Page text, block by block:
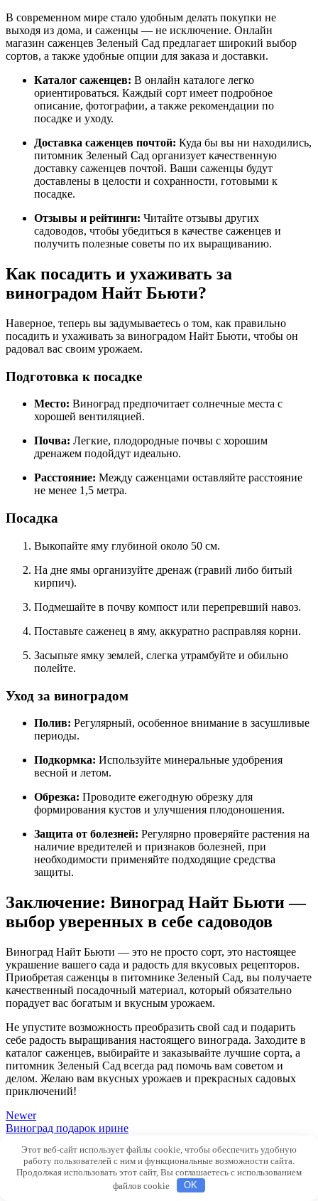
В современном мире стало удобным делать покупки не
выходя из дома, и саженцы — не исключение. Онлайн
магазин саженцев Зеленый Сад предлагает широкий выбор
сортов, а также удобные опции для заказа и доставки.
Каталог саженцев: В онлайн каталоге легко
ориентироваться. Каждый сорт имеет подробное
описание, фотографии, а также рекомендации по
посадке и уходу.
Доставка саженцев почтой: Куда бы вы ни находились,
питомник Зеленый Сад организует качественную
доставку саженцев почтой. Ваши саженцы будут
доставлены в целости и сохранности, готовыми к
посадке.
Отзывы и рейтинги: Читайте отзывы других
садоводов, чтобы убедиться в качестве саженцев и
получить полезные советы по их выращиванию.
Как посадить и ухаживать за
виноградом Найт Бьюти?
Наверное, теперь вы задумываетесь о том, как правильно
посадить и ухаживать за виноградом Найт Бьюти, чтобы он
радовал вас своим урожаем.
Подготовка к посадке
Место: Виноград предпочитает солнечные места с
хорошей вентиляцией.
Почва: Легкие, плодородные почвы с хорошим
дренажем подойдут идеально.
Расстояние: Между саженцами оставляйте расстояние
не менее 1,5 метра.
Посадка
Выкопайте яму глубиной около 50 см.
На дне ямы организуйте дренаж (гравий либо битый
кирпич).
Подмешайте в почву компост или перепревший навоз.
Поставьте саженец в яму, аккуратно расправляя корни.
Засыпьте ямку землей, слегка утрамбуйте и обильно
полейте.
Уход за виноградом
Полив: Регулярный, особенное внимание в засушливые
периоды.
Подкормка: Используйте минеральные удобрения
весной и летом.
Обрезка: Проводите ежегодную обрезку для
формирования кустов и улучшения плодоношения.
Защита от болезней: Регулярно проверяйте растения на
наличие вредителей и признаков болезней, при
необходимости применяйте подходящие средства
защиты.
Заключение: Виноград Найт Бьюти —
выбор уверенных в себе садоводов
Виноград Найт Бьюти — это не просто сорт, это настоящее
украшение вашего сада и радость для вкусовых рецепторов.
Приобретая саженцы в питомнике Зеленый Сад, вы получаете
качественный посадочный материал, который обязательно
порадует вас богатым и вкусным урожаем.
Не упустите возможность преобразить свой сад и подарить
себе радость выращивания настоящего винограда. Заходите в
каталог саженцев, выбирайте и заказывайте лучшие сорта, а
питомник Зеленый Сад всегда рад помочь вам советом и
делом. Желаю вам вкусных урожаев и прекрасных садовых
приключений!
Newer
Виноград подарок ирине
Older Виноград ламборджини
Этот веб-сайт использует файлы cookie, чтобы обеспечить удобную
работу пользователей с ним и функциональные возможности сайта.
Продолжая использовать этот сайт, Вы соглашаетесь с использованием
файлов cookie
OK